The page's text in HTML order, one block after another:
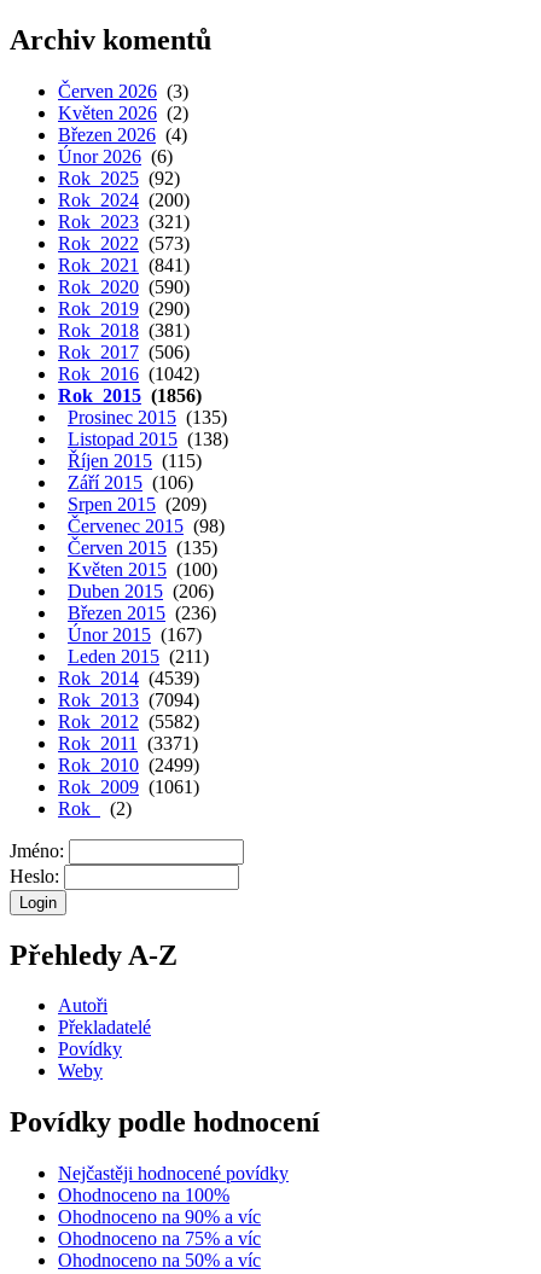
Archiv komentů
Červen 2026 (3)
Květen 2026 (2)
Březen 2026 (4)
Únor 2026 (6)
Rok 2025 (92)
Rok 2024 (200)
Rok 2023 (321)
Rok 2022 (573)
Rok 2021
(841)
Rok 2020 (590)
Rok 2019 (290)
Rok 2018 (381)
Rok 2017 (506)
Rok 2016 (1042)
Rok 2015 (1856)
Prosinec 2015 (135)
Listopad 2015 (138)
Říjen 2015 (115)
Září 2015 (106)
Srpen 2015 (209)
Červenec 2015 (98)
Červen 2015 (135)
Květen 2015 (100)
Duben 2015 (206)
Březen 2015 (236)
Únor 2015 (167)
Leden 2015 (211)
Rok 2014 (4539)
Rok 2013 (7094)
Rok 2012 (5582)
Rok 2011
(3371)
Rok 2010 (2499)
Rok 2009 (1061)
Rok
(2)
Jméno:
Heslo:
Přehledy A-Z
Autoři
Překladatelé
Povídky
Weby
Povídky podle hodnocení
Nejčastěji hodnocené povídky
Ohodnoceno na 100%
Ohodnoceno na 90% a víc
Ohodnoceno na 75% a víc
Ohodnoceno na 50% a víc